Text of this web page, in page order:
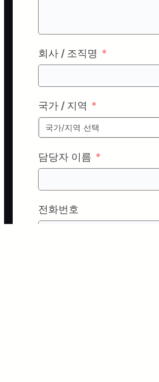
회사 / 조직명
국가 / 지역
국가/지역 선택
담당자 이름
전화번호